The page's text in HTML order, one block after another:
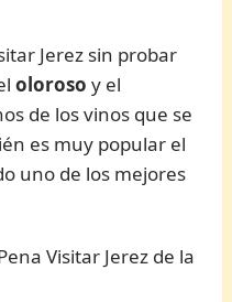
Jerez sin probar
oloroso y el
de los vinos que se
es muy popular el
uno de los mejores
Visitar Jerez de la